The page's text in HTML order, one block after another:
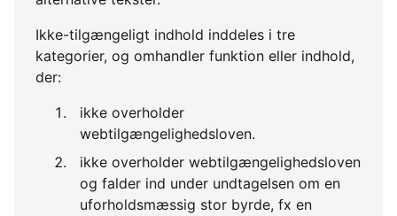
Ikke-tilgængeligt indhold inddeles i tre
kategorier, og omhandler funktion eller indhold,
der:
ikke overholder
webtilgængelighedsloven.
ikke overholder webtilgængelighedsloven
og falder ind under undtagelsen om en
uforholdsmæssig stor byrde, fx en